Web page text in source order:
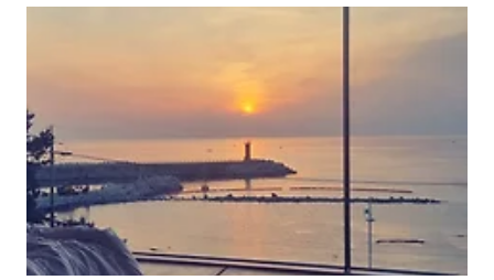
진 수산시장으로 향하는길주문진 수산시장우럭하고 연어 선택!저녁 8시가 다
되어 숙소에 도착했다ㆍ 내가선택한 이곳 스테이수안 오션뷰 403호소맥에 우
양이었는데 먹다보니 입이 비려서 소맥으로 중화시킴ㆍㅋ혼자서도 그 시간이
정말 소중하고 행복했다ㆍ다음날 아침에 일출을 보려고 4시..